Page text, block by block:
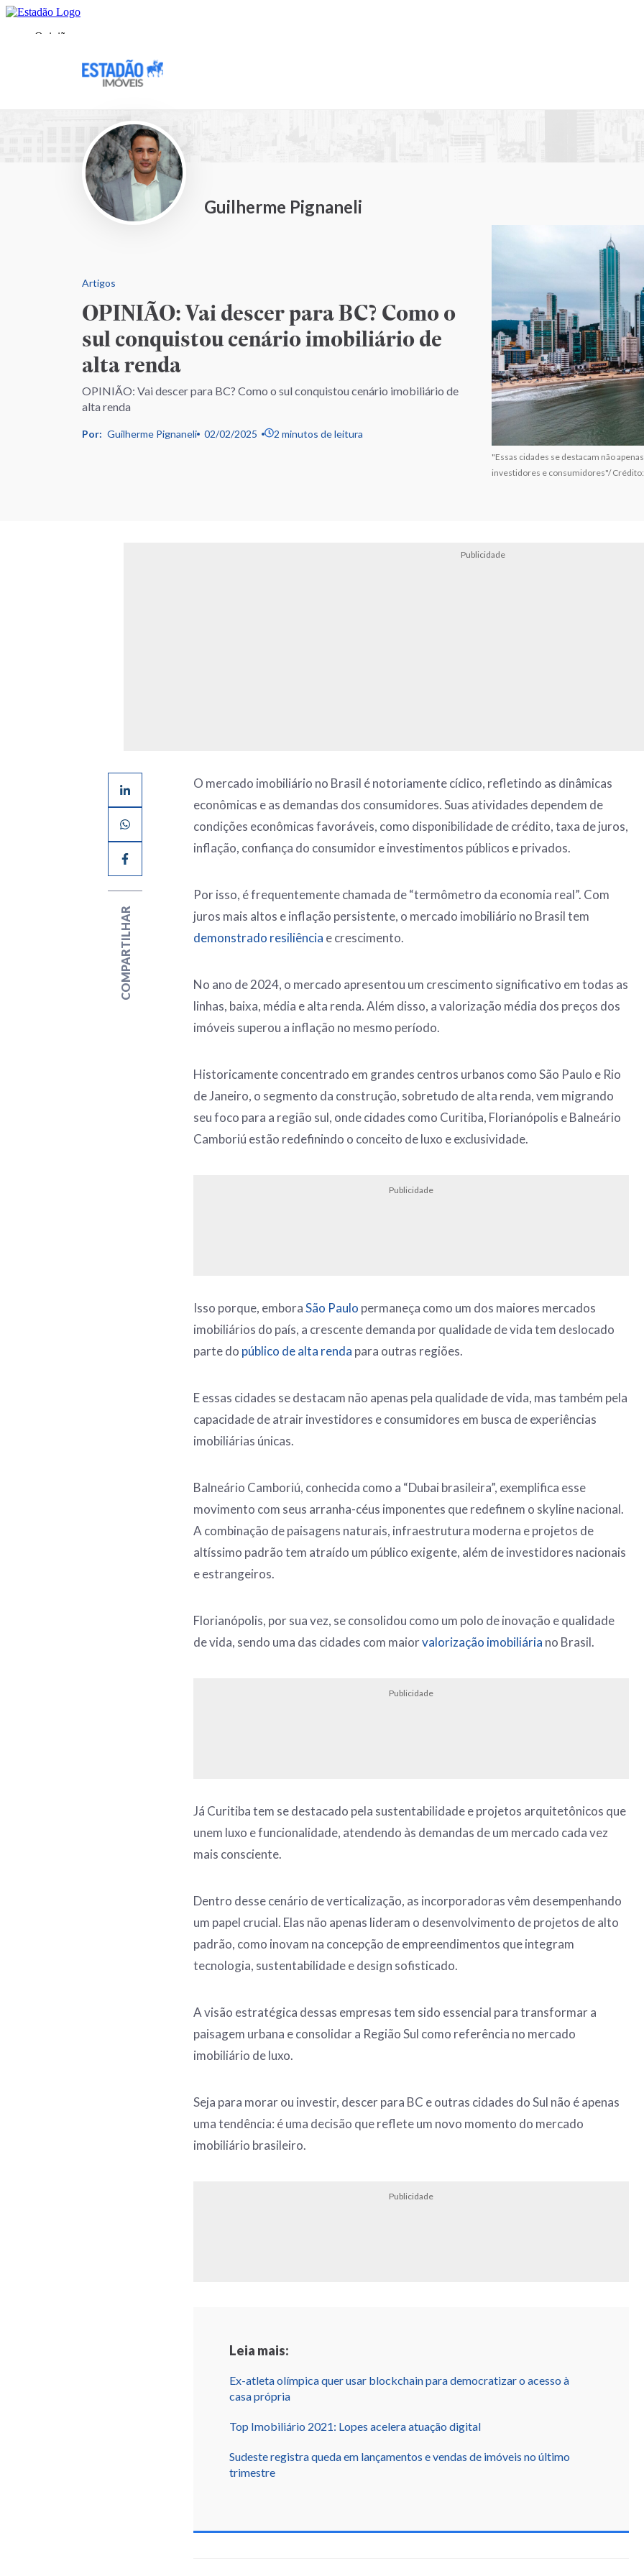
Guilherme Pignaneli
Artigos
OPINIÃO: Vai descer para BC? Como o
sul conquistou cenário imobiliário de
alta renda
OPINIÃO: Vai descer para BC? Como o sul conquistou cenário imobiliário de
alta renda
Por: Guilherme Pignaneli 02/02/2025 2 minutos de leitura
"Essas cidades se destacam não
investidores e consumidores"/
Publicidade
COMPARTILHAR
O mercado imobiliário no Brasil é notoriamente cíclico, refletindo as dinâmicas
econômicas e as demandas dos consumidores. Suas atividades dependem de
condições econômicas favoráveis, como disponibilidade de crédito, taxa de juros,
inflação, confiança do consumidor e investimentos públicos e privados.
Por isso, é frequentemente chamada de “termômetro da economia real”. Com
juros mais altos e inflação persistente, o mercado imobiliário no Brasil tem
demonstrado resiliência e crescimento.
No ano de 2024, o mercado apresentou um crescimento significativo em todas as
linhas, baixa, média e alta renda. Além disso, a valorização média dos preços dos
imóveis superou a inflação no mesmo período.
Historicamente concentrado em grandes centros urbanos como São Paulo e Rio
de Janeiro, o segmento da construção, sobretudo de alta renda, vem migrando
seu foco para a região sul, onde cidades como Curitiba, Florianópolis e Balneário
Camboriú estão redefinindo o conceito de luxo e exclusividade.
Publicidade
Isso porque, emboraSão Paulo permaneça como um dos maiores mercados
imobiliários do país, a crescente demanda por qualidade de vida tem deslocado
parte do público de alta renda para outras regiões.
E essas cidades se destacam não apenas pela qualidade de vida, mas também pela
capacidade de atrair investidores e consumidores em busca de experiências
imobiliárias únicas.
Balneário Camboriú, conhecida como a “Dubai brasileira”, exemplifica esse
movimento com seus arranha-céus imponentes que redefinem o skyline nacional.
A combinação de paisagens naturais, infraestrutura moderna e projetos de
altíssimo padrão tem atraído um público exigente, além de investidores nacionais
e estrangeiros.
Florianópolis, por sua vez, se consolidou como um polo de inovação e qualidade
de vida, sendo uma das cidades com maiorvalorização imobiliária no Brasil.
Publicidade
Já Curitiba tem se destacado pela sustentabilidade e projetos arquitetônicos que
unem luxo e funcionalidade, atendendo às demandas de um mercado cada vez
mais consciente.
Dentro desse cenário de verticalização, as incorporadoras vêm desempenhando
um papel crucial. Elas não apenas lideram o desenvolvimento de projetos de alto
padrão, como inovam na concepção de empreendimentos que integram
tecnologia, sustentabilidade e design sofisticado.
A visão estratégica dessas empresas tem sido essencial para transformar a
paisagem urbana e consolidar a Região Sul como referência no mercado
imobiliário de luxo.
Seja para morar ou investir, descer para BC e outras cidades do Sul não é apenas
uma tendência: é uma decisão que reflete um novo momento do mercado
imobiliário brasileiro.
Publicidade
Leia mais:
Ex-atleta olímpica quer usar blockchain para democratizar o acesso à
casa própria
Top Imobiliário 2021: Lopes acelera atuação digital
Sudeste registra queda em lançamentos e vendas de imóveis no último
trimestre